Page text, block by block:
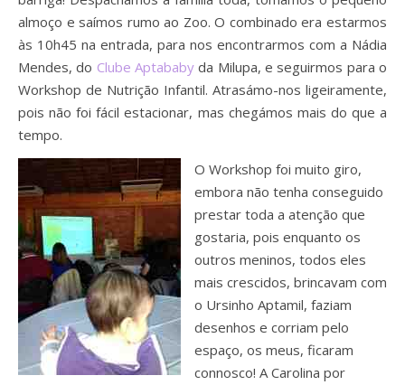
almoço e saímos rumo ao Zoo. O combinado era estarmos
às 10h45 na entrada, para nos encontrarmos com a Nádia
Mendes, do Clube Aptababy da Milupa, e seguirmos para o
Workshop de Nutrição Infantil. Atrasámo-nos ligeiramente,
pois não foi fácil estacionar, mas chegámos mais do que a
tempo.
O Workshop foi muito giro,
embora não tenha conseguido
prestar toda a atenção que
gostaria, pois enquanto os
outros meninos, todos eles
mais crescidos, brincavam com
o Ursinho Aptamil, faziam
desenhos e corriam pelo
espaço, os meus, ficaram
connosco! A Carolina por